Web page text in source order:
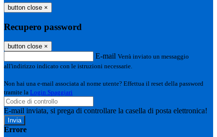
button close ×
Recupero password
button close ×
E-mail Verrà inviato un messaggio
all'indirizzo indicato con le istruzioni necessarie.
Non hai una e-mail associata al nome utente? Effettua il reset della password
tramite la Login Spaggiari
E-mail inviata, si prega di controllare la casella di posta elettronica!
Errore